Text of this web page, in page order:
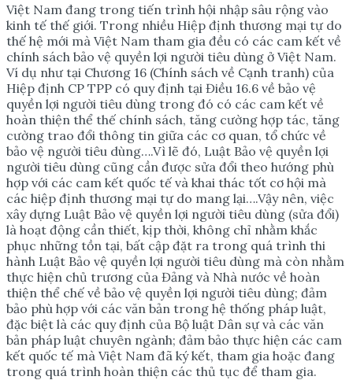
Việt Nam đang trong tiến trình hội nhập sâu rộng vào
kinh tế thế giới. Trong nhiều Hiệp định thương mại tự do
thế hệ mới mà Việt Nam tham gia đều có các cam kết về
chính sách bảo vệ quyền lợi người tiêu dùng ở Việt Nam.
Ví dụ như tại Chương 16 (Chính sách về Cạnh tranh) của
Hiệp định CP TPP có quy định tại Điều 16.6 về bảo vệ
quyền lợi người tiêu dùng trong đó có các cam kết về
hoàn thiện thể thế chính sách, tăng cường hợp tác, tăng
cường trao đổi thông tin giữa các cơ quan, tổ chức về
bảo vệ người tiêu dùng….Vì lẽ đó, Luật Bảo vệ quyền lợi
người tiêu dùng cũng cần được sửa đổi theo hướng phù
hợp với các cam kết quốc tế và khai thác tốt cơ hội mà
các hiệp định thương mại tự do mang lại….Vậy nên, việc
xây dựng Luật Bảo vệ quyền lợi người tiêu dùng (sửa đổi)
là hoạt động cần thiết, kịp thời, không chỉ nhằm khắc
phục những tồn tại, bất cập đặt ra trong quá trình thi
hành Luật Bảo vệ quyền lợi người tiêu dùng mà còn nhằm
thực hiện chủ trương của Đảng và Nhà nước về hoàn
thiện thể chế về bảo vệ quyền lợi người tiêu dùng; đảm
bảo phù hợp với các văn bản trong hệ thống pháp luật,
đặc biệt là các quy định của Bộ luật Dân sự và các văn
bản pháp luật chuyên ngành; đảm bảo thực hiện các cam
kết quốc tế mà Việt Nam đã ký kết, tham gia hoặc đang
trong quá trình hoàn thiện các thủ tục để tham gia.